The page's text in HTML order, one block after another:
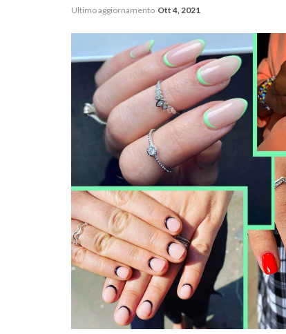
Ultimo aggiornamento Ott 4, 2021